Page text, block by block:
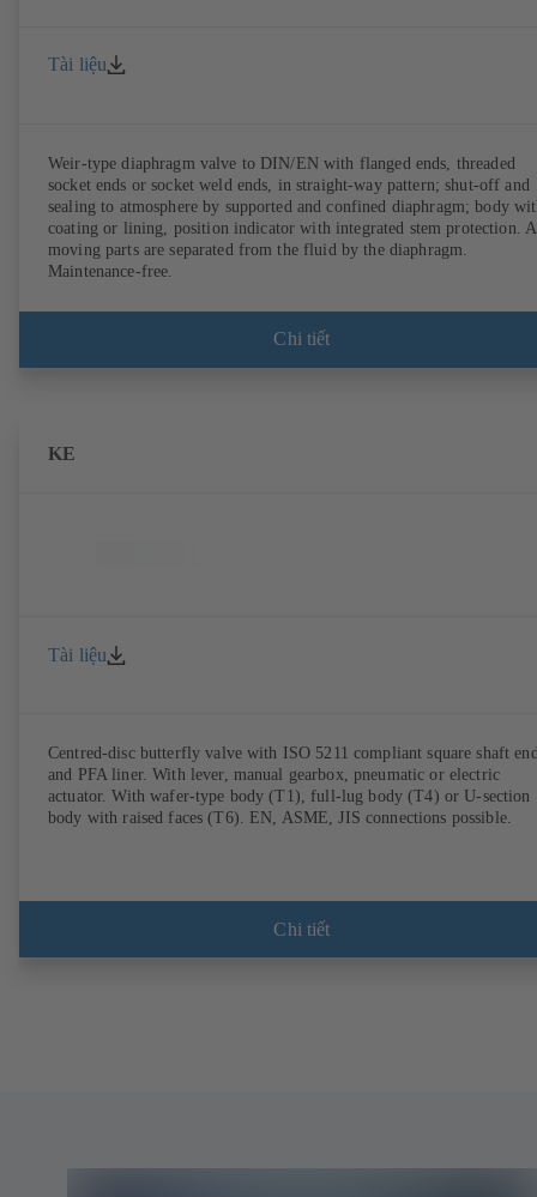
Tài liệu
Weir-type diaphragm valve to DIN/EN with flanged ends, threaded
socket ends or socket weld ends, in straight-way pattern; shut-off and
sealing to atmosphere by supported and confined diaphragm; body
coating or lining, position indicator with integrated stem protection.
moving parts are separated from the fluid by the diaphragm.
Maintenance-free.
Chi tiết
KE
Tài liệu
Centred-disc butterfly valve with ISO 5211 compliant square shaft
and PFA liner. With lever, manual gearbox, pneumatic or electric
actuator. With wafer-type body (T1), full-lug body (T4) or U-section
body with raised faces (T6). EN, ASME, JIS connections possible.
Chi tiết